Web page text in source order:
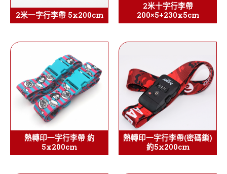
2米一字行李帶 5x200cm
2米十字行李帶
200×5+230x5cm
熱轉印一字行李帶 約
5x200cm
熱轉印一字行李帶(密碼鎖)
約5x200cm